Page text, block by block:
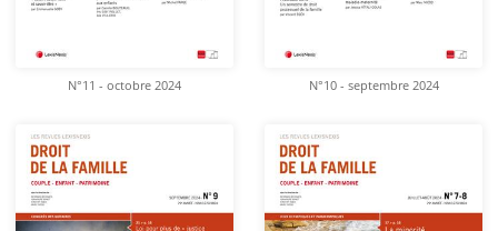
N°11 - octobre 2024 N°10 - septembre 2024